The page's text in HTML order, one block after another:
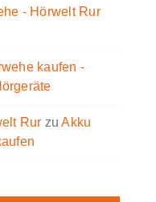
- Hörwelt Rur
kaufen -
Rur zuAkku